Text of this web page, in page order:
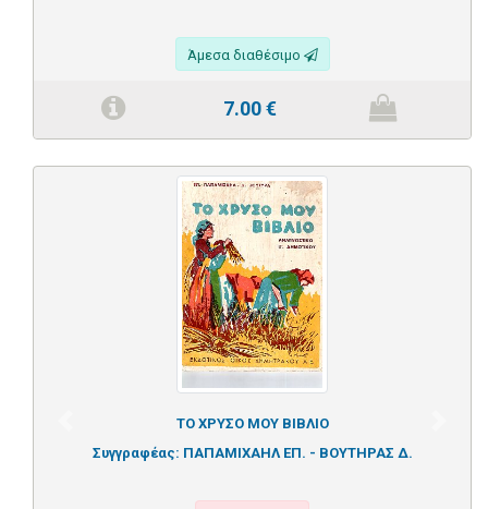
Άμεσα διαθέσιμο
7.00€
ΤΟ ΧΡΥΣΟ ΜΟΥ ΒΙΒΛΙΟ
Συγγραφέας: ΠΑΠΑΜΙΧΑΗΛ ΕΠ. - ΒΟΥΤΗΡΑΣ Δ.